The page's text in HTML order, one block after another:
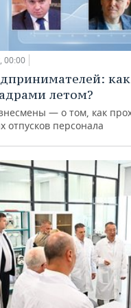
00:00
как
летом?
— о том, как
отпусков персонала